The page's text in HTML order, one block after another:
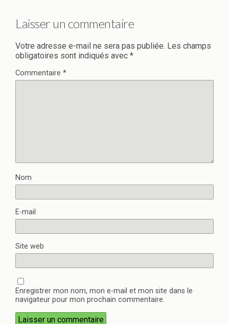
Laisser un commentaire
Votre adresse e-mail ne sera pas publiée. Les champs
obligatoires sont indiqués avec *
Commentaire *
Nom
E-mail
Site web
Enregistrer mon nom, mon e-mail et mon site dans le
navigateur pour mon prochain commentaire.